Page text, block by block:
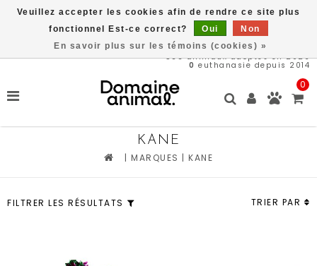
566animaux adoptés en 2026
0 euthanasie depuis 2014
0
KANE
|MARQUES |KANE
FILTRER LES RÉSULTATS TRIER PAR
Veuillez accepter les cookies afin de rendre ce site plus
fonctionnel Est-ce correct?
Oui
Non
En savoir plus sur les témoins (cookies) »
Livraison gratuite à partir de 89$*